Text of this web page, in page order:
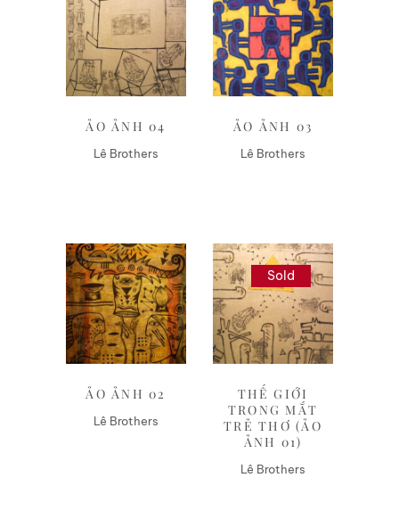
Liên hệ
ẢO ẢNH 04
Lê Brothers
Liên hệ
ẢO ẢNH 03
Lê Brothers
Liên hệ
ẢO ẢNH 02
Lê Brothers
Sold
Liên hệ
THẾ GIỚI
TRONG MẮT
TRẺ THƠ (ẢO
ẢNH 01)
Lê Brothers